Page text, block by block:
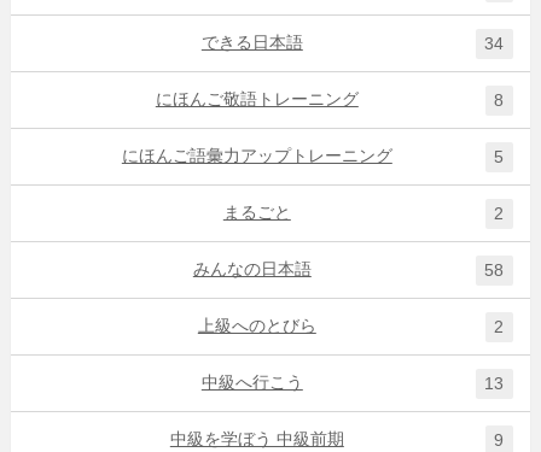
できる日本語 34
にほんご敬語トレーニング 8
にほんご語彙力アップトレーニング 5
まるごと 2
みんなの日本語 58
上級へのとびら 2
中級へ行こう 13
中級を学ぼう 中級前期 9